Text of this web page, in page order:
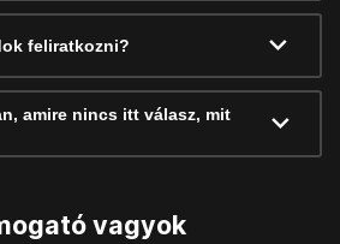
feliratkozni?
amire nincs itt válasz, mit
vagyok